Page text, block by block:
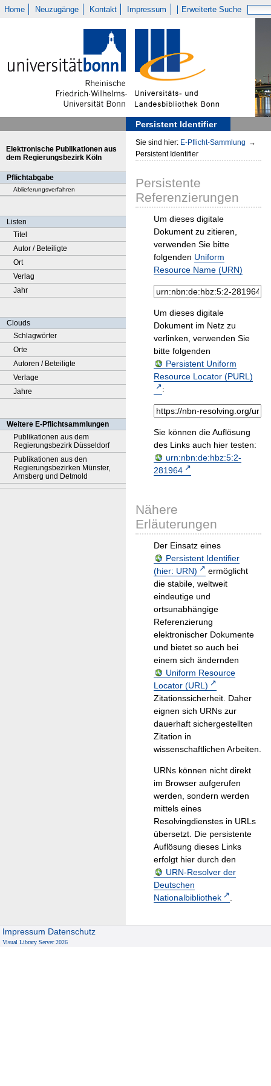
Home Neuzugänge Kontakt Impressum Erweiterte Suche
Persistent Identifier
Elektronische Publikationen aus
dem Regierungsbezirk Köln
Pflichtabgabe
Ablieferungsverfahren
Listen
Titel
Autor / Beteiligte
Ort
Verlag
Jahr
Clouds
Schlagwörter
Orte
Autoren / Beteiligte
Verlage
Jahre
Weitere E-Pflichtsammlungen
Publikationen aus dem
Regierungsbezirk Düsseldorf
Publikationen aus den
Regierungsbezirken Münster,
Arnsberg und Detmold
Sie sind hier: E-Pflicht-Sammlung →
Persistent Identifier
Persistente
Referenzierungen
Um dieses digitale
Dokument zu zitieren,
verwenden Sie bitte
folgenden Uniform
Resource Name (URN)
Um dieses digitale
Dokument im Netz zu
verlinken, verwenden Sie
bitte folgenden
Persistent Uniform
Resource Locator (PURL)
:
Sie können die Auflösung
des Links auch hier testen:
urn:nbn:de:hbz:5:2-
281964
Nähere
Erläuterungen
Der Einsatz eines
Persistent Identifier
(hier: URN)
ermöglicht
die stabile, weltweit
eindeutige und
ortsunabhängige
Referenzierung
elektronischer Dokumente
und bietet so auch bei
einem sich ändernden
Uniform Resource
Locator (URL)
Zitationssicherheit. Daher
eignen sich URNs zur
dauerhaft sichergestellten
Zitation in
wissenschaftlichen Arbeiten.
URNs können nicht direkt
im Browser aufgerufen
werden, sondern werden
mittels eines
Resolvingdienstes in URLs
übersetzt. Die persistente
Auflösung dieses Links
erfolgt hier durch den
URN-Resolver der
Deutschen
Nationalbibliothek
.
Impressum Datenschutz
Visual Library Server 2026